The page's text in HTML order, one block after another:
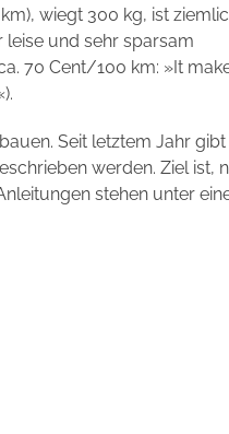
wiegt 300 kg, ist
leise und sehr sparsam
70 Cent/100 km: »It
Seit letztem Jahr gibt
werden. Ziel ist,
stehen unter